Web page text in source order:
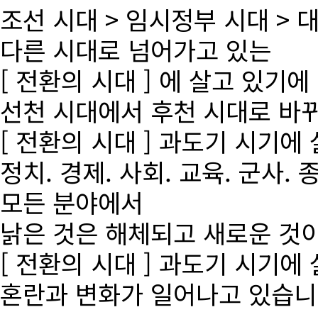
조선 시대 > 임시정부 시대 >
다른 시대로 넘어가고 있는
[ 전환의 시대 ] 에 살고 있기에
선천 시대에서 후천 시대로 바
[ 전환의 시대 ] 과도기 시기에
정치. 경제. 사회. 교육. 군사.
모든 분야에서
낡은 것은 해체되고 새로운 것
[ 전환의 시대 ] 과도기 시기에
혼란과 변화가 일어나고 있습